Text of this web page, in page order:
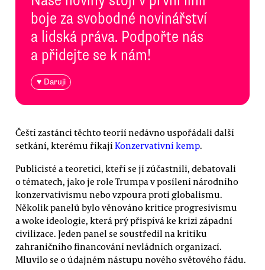
boje za svobodné novinářství
a lidská práva. Podpořte nás
a přidejte se k nám!
♥ Daruji
Čeští zastánci těchto teorií nedávno uspořádali další
setkání, kterému říkají Konzervativní kemp.
Publicisté a teoretici, kteří se jí zúčastnili, debatovali
o tématech, jako je role Trumpa v posílení národního
konzervativismu nebo vzpoura proti globalismu.
Několik panelů bylo věnováno kritice progresivismu
a woke ideologie, která prý přispívá ke krizi západní
civilizace. Jeden panel se soustředil na kritiku
zahraničního financování nevládních organizací.
Mluvilo se o údajném nástupu nového světového řádu.